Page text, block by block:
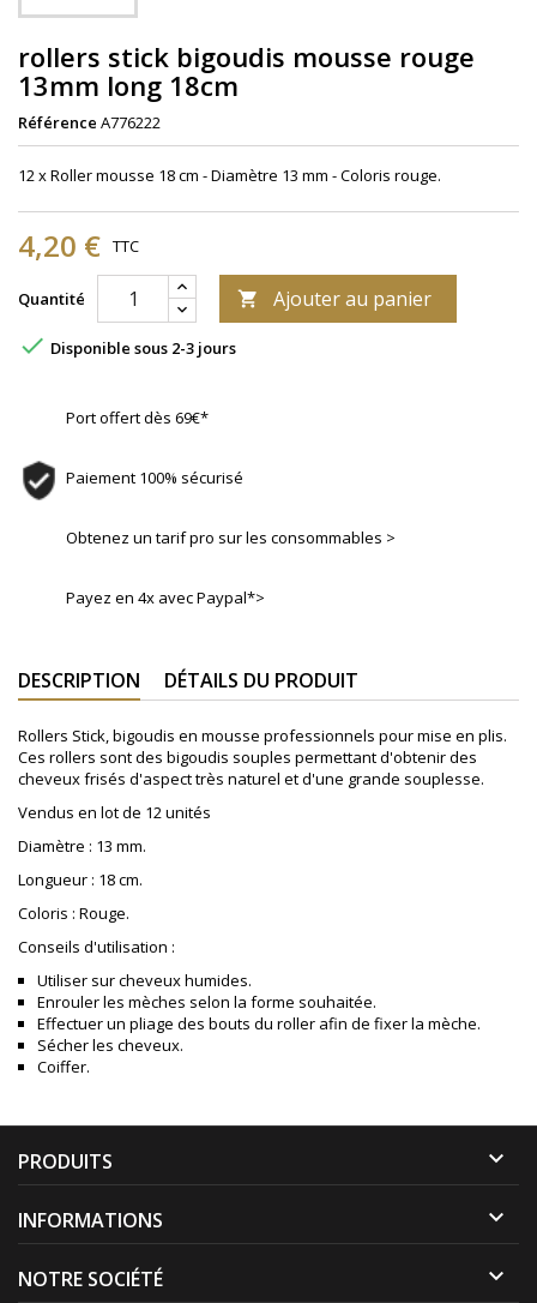
rollers stick bigoudis mousse rouge
13mm long 18cm
Référence A776222
12 x Roller mousse 18 cm - Diamètre 13 mm - Coloris rouge.
4,20 € TTC
Quantité  Ajouter au panier
 Disponible sous 2-3 jours
Port offert dès 69€*
Paiement 100% sécurisé
Obtenez un tarif pro sur les consommables >
Payez en 4x avec Paypal*>
DESCRIPTION DÉTAILS DU PRODUIT
Rollers Stick, bigoudis en mousse professionnels pour mise en plis.
Ces rollers sont des bigoudis souples permettant d'obtenir des
cheveux frisés d'aspect très naturel et d'une grande souplesse.
Vendus en lot de 12 unités
Diamètre : 13 mm.
Longueur : 18 cm.
Coloris : Rouge.
Conseils d'utilisation :
Utiliser sur cheveux humides.
Enrouler les mèches selon la forme souhaitée.
Effectuer un pliage des bouts du roller afin de fixer la mèche.
Sécher les cheveux.
Coiffer.
PRODUITS 
INFORMATIONS 
NOTRE SOCIÉTÉ 